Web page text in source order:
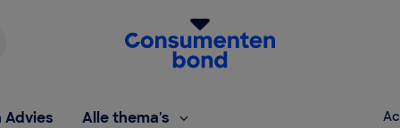
Homepage van de Consumentenbond
Advies Alle thema's